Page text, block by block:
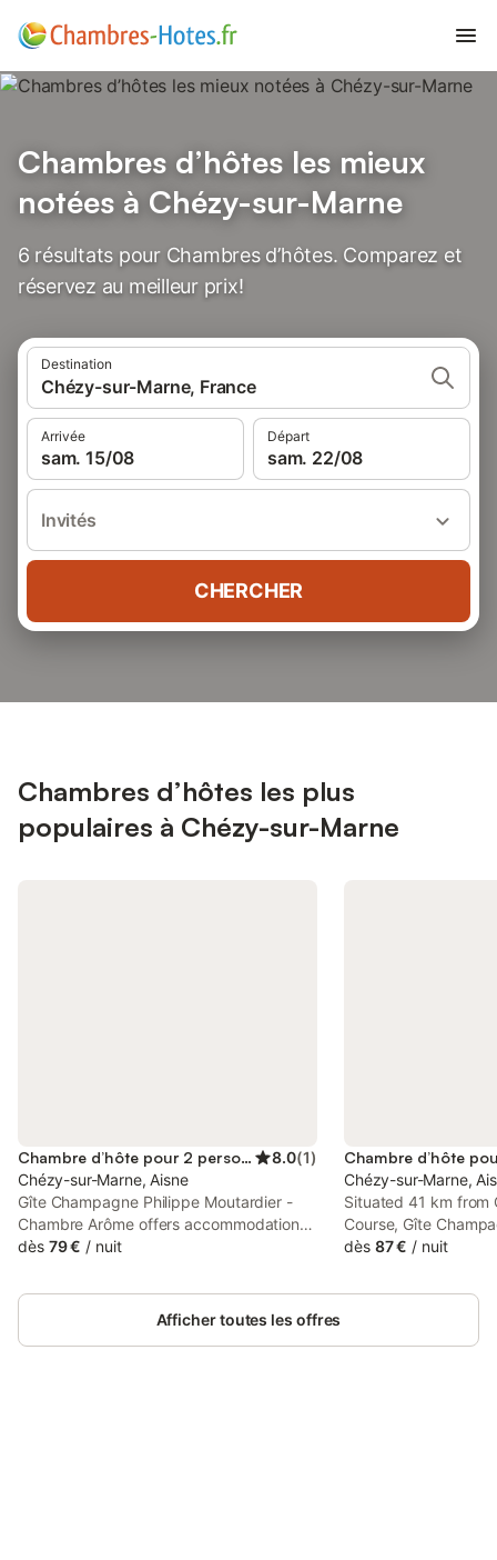
Chambres d’hôtes les mieux
notées à Chézy-sur-Marne
6 résultats pour Chambres d’hôtes. Comparez et
réservez au meilleur prix!
Destination
Chézy-sur-Marne, France
Arrivée
sam. 15/08
Départ
sam. 22/08
Invités
CHERCHER
Chambres d’hôtes les plus
populaires à Chézy-sur-Marne
Chambre d’hôte pour 2 personnes 8.0(1)
Chézy-sur-Marne, Aisne
Gîte Champagne Philippe Moutardier -
Chambre Arôme offers accommodation
located in Chézy-sur-Marne, 12 km from
Champagne Golf Course.
dès 79 € / nuit
Chézy-sur-Marne,
Situated 41 km from
Course, Gîte
Moutardier -
set 12 km from Val
dès 87 € / nuit
Afficher toutes les offres